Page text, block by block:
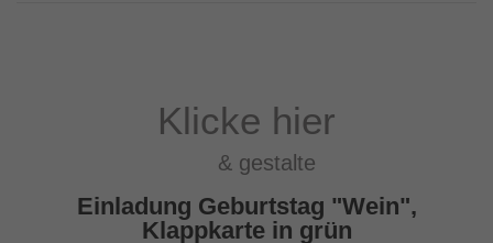
Klicke hier
& gestalte
Einladung Geburtstag "Wein",
Klappkarte in grün